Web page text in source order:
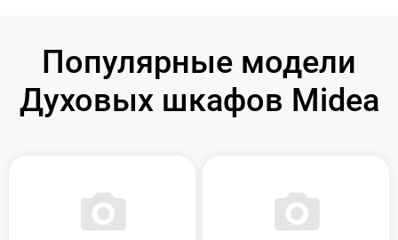
Популярные модели
Духовых шкафов Midea